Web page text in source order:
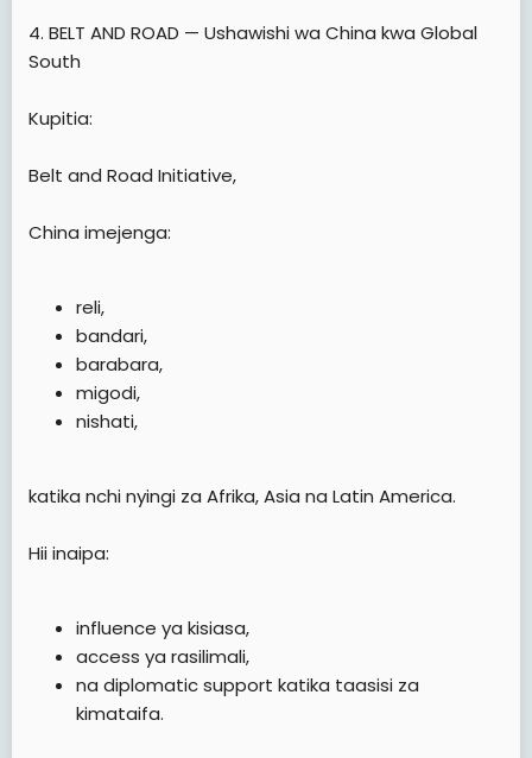
4. BELT AND ROAD — Ushawishi wa China kwa Global
South
Kupitia:
Belt and Road Initiative,
China imejenga:
reli,
bandari,
barabara,
migodi,
nishati,
katika nchi nyingi za Afrika, Asia na Latin America.
Hii inaipa:
influence ya kisiasa,
access ya rasilimali,
na diplomatic support katika taasisi za
kimataifa.